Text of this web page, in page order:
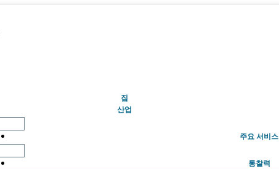
집(현재의)
산업
주요 서비스
통찰력